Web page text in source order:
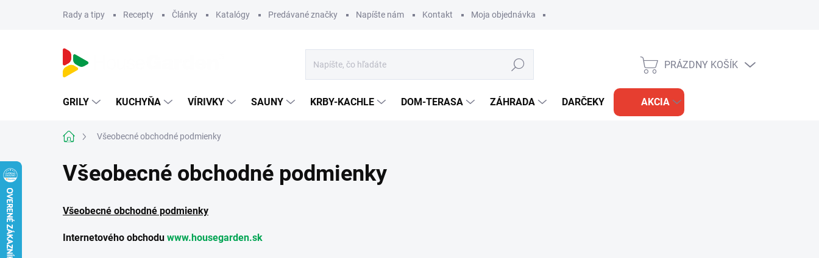
Rady a tipy Recepty Články Katalógy Predávané značky Napíšte nám Kontakt Moja objednávka
Hľadať
NÁKUPNÝ
PRÁZDNY KOŠÍK
GRILY KUCHYŇA VÍRIVKY SAUNY KRBY-KACHLE DOM-TERASA ZÁHRADA DARČEKY AKCIA
DomovVšeobecné obchodné podmienky
Všeobecné obchodné podmienky
Všeobecné obchodné podmienky
Internetového obchodu www.housegarden.sk